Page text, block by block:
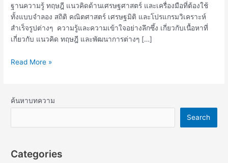
ฐานความรู้ ทฤษฎี แนวคิดด้านเศรษฐศาสตร์ และเครื่องมือที่ต้องใช้
ทั้งแบบจำลอง สถิติ คณิตศาสตร์ เศรษฐมิติ และโปรแกรมวิเคราะห์
สำเร็จรูปต่างๆ ความรู้และความเข้าใจอย่างลึกซึ้ง เกี่ยวกับเนื้อหาที่
เกี่ยวกับ แนวคิด ทฤษฎี และพัฒนาการต่างๆ […]
Read More »
ค้นหาบทความ
Search
Categories